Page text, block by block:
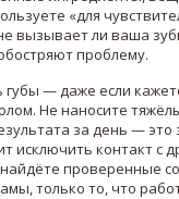
«для
вызывает ли ваша
проблему.
— даже если
Не наносите
за день — это
исключить контакт с
проверенные
только то, что